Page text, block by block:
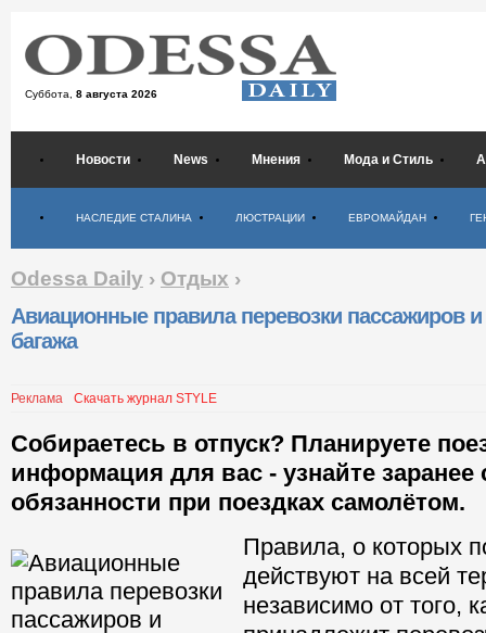
Суббота, 8 августа 2026
Новости News Мнения Мода и Стиль
НАСЛЕДИЕ СТАЛИНА ЛЮСТРАЦИИ ЕВРОМАЙДАН
Odessa Daily › Отдых ›
Авиационные правила перевозки пассажиров и
багажа
Реклама Скачать журнал STYLE
Собираетесь в отпуск? Планируете
информация для вас - узнайте заранее
обязанности при поездках самолётом.
Правила, о которых
действуют на всей
независимо от того,